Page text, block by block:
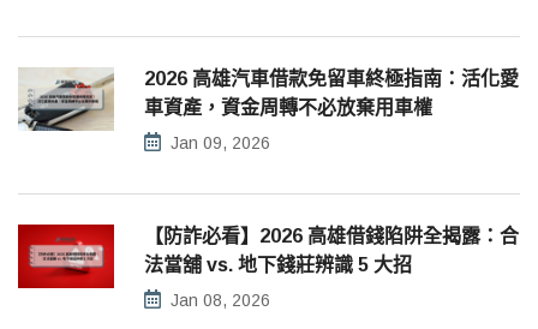
2026 高雄汽車借款免留車終極指南：活化愛
車資產，資金周轉不必放棄用車權
Jan 09, 2026
【防詐必看】2026 高雄借錢陷阱全揭露：合
法當舖 vs. 地下錢莊辨識 5 大招
Jan 08, 2026